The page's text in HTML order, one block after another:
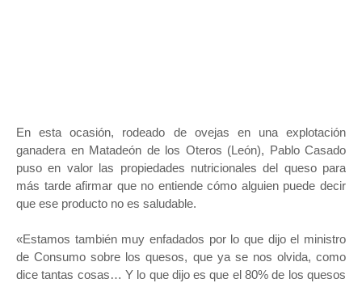
En esta ocasión, rodeado de ovejas en una explotación
ganadera en Matadeón de los Oteros (León), Pablo Casado
puso en valor las propiedades nutricionales del queso para
más tarde afirmar que no entiende cómo alguien puede decir
que ese producto no es saludable.
«Estamos también muy enfadados por lo que dijo el ministro
de Consumo sobre los quesos, que ya se nos olvida, como
dice tantas cosas… Y lo que dijo es que el 80% de los quesos